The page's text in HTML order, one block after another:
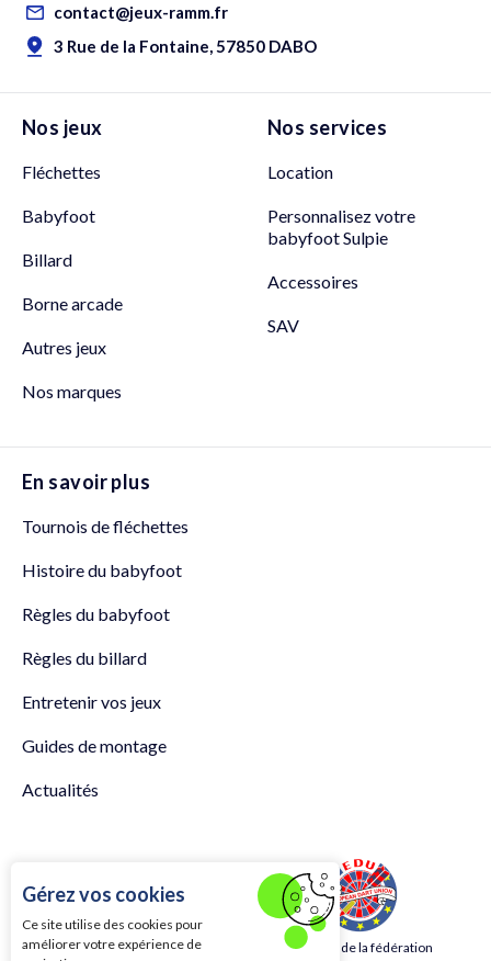
contact@jeux-ramm.fr
3 Rue de la Fontaine, 57850 DABO
Nos jeux
Fléchettes
Babyfoot
Billard
Borne arcade
Autres jeux
Nos marques
Nos services
Location
Personnalisez votre
babyfoot Sulpie
Accessoires
SAV
En savoir plus
Tournois de fléchettes
Histoire du babyfoot
Règles du babyfoot
Règles du billard
Entretenir vos jeux
Guides de montage
Actualités
Membre de la fédération
Membre de la fédération
Gérez vos cookies
Ce site utilise des cookies pour
améliorer votre expérience de